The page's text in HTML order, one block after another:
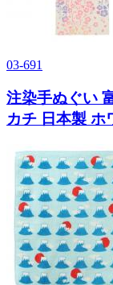
03-691
注染手ぬぐい
カチ 日本製 ホ